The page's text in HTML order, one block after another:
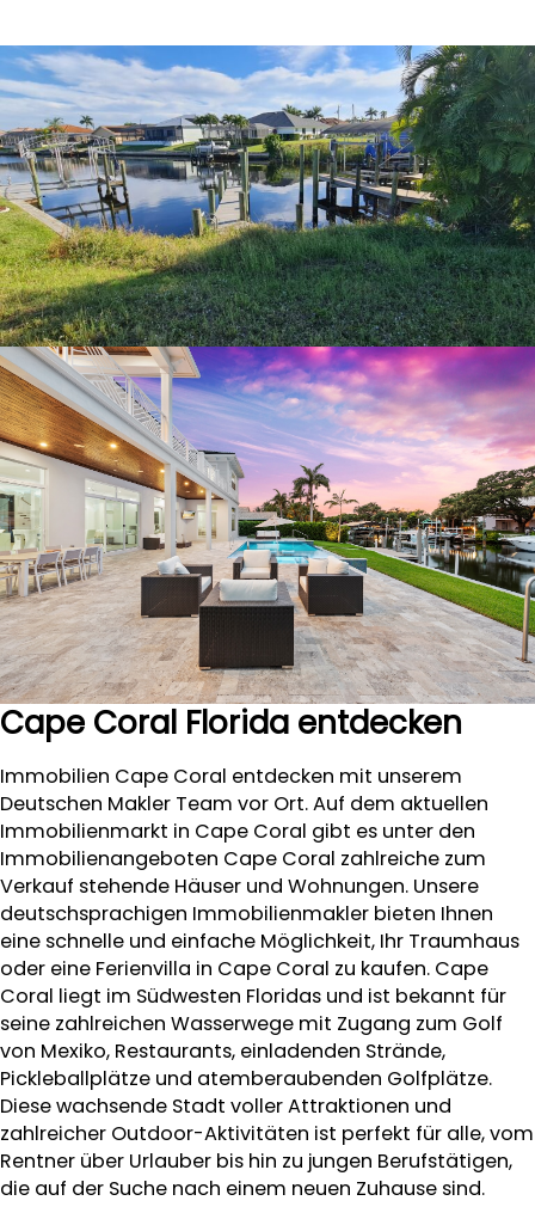
Cape Coral Florida entdecken
Immobilien Cape Coral entdecken mit unserem
Deutschen Makler Team vor Ort. Auf dem aktuellen
Immobilienmarkt in Cape Coral gibt es unter den
Immobilienangeboten Cape Coral zahlreiche zum
Verkauf stehende Häuser und Wohnungen. Unsere
deutschsprachigen Immobilienmakler bieten Ihnen
eine schnelle und einfache Möglichkeit, Ihr Traumhaus
oder eine Ferienvilla in Cape Coral zu kaufen. Cape
Coral liegt im Südwesten Floridas und ist bekannt für
seine zahlreichen Wasserwege mit Zugang zum Golf
von Mexiko, Restaurants, einladenden Strände,
Pickleballplätze und atemberaubenden Golfplätze.
Diese wachsende Stadt voller Attraktionen und
zahlreicher Outdoor-Aktivitäten ist perfekt für alle, vom
Rentner über Urlauber bis hin zu jungen Berufstätigen,
die auf der Suche nach einem neuen Zuhause sind.